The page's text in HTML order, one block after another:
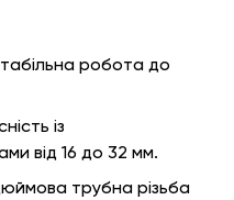
робота до
із
від 16 до 32 мм.
трубна різьба